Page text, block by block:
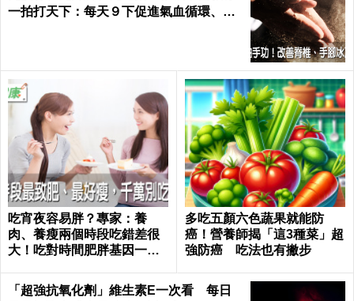
一拍打天下：每天９下促進氣血循環、活
吃宵夜容易胖？專家：養
肉、養瘦兩個時段吃錯差很
大！吃對時間肥胖基因一秒
多吃五顏六色蔬果就能防
癌！營養師揭「這3種菜」超
強防癌 吃法也有撇步
「超強抗氧化劑」維生素E一次看 每日